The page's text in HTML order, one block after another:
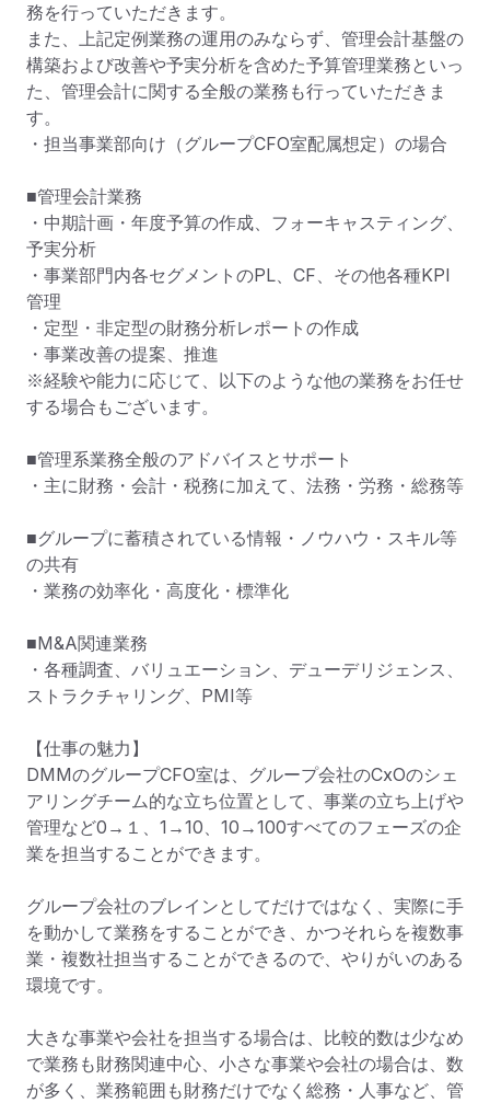
務を行っていただきます。
また、上記定例業務の運用のみならず、管理会計基盤の
構築および改善や予実分析を含めた予算管理業務といっ
た、管理会計に関する全般の業務も行っていただきま
す。
・担当事業部向け（グループCFO室配属想定）の場合
■管理会計業務
・中期計画・年度予算の作成、フォーキャスティング、
予実分析
・事業部門内各セグメントのPL、CF、その他各種KPI
管理
・定型・非定型の財務分析レポートの作成
・事業改善の提案、推進
※経験や能力に応じて、以下のような他の業務をお任せ
する場合もございます。
■管理系業務全般のアドバイスとサポート
・主に財務・会計・税務に加えて、法務・労務・総務等
■グループに蓄積されている情報・ノウハウ・スキル等
の共有
・業務の効率化・高度化・標準化
■M&A関連業務
・各種調査、バリュエーション、デューデリジェンス、
ストラクチャリング、PMI等
【仕事の魅力】
DMMのグループCFO室は、グループ会社のCxOのシェ
アリングチーム的な立ち位置として、事業の立ち上げや
管理など0→１、1→10、10→100すべてのフェーズの企
業を担当することができます。
グループ会社のブレインとしてだけではなく、実際に手
を動かして業務をすることができ、かつそれらを複数事
業・複数社担当することができるので、やりがいのある
環境です。
大きな事業や会社を担当する場合は、比較的数は少なめ
で業務も財務関連中心、小さな事業や会社の場合は、数
が多く、業務範囲も財務だけでなく総務・人事など、管